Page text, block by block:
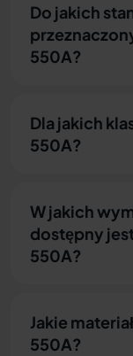
Do jakich
550A?
Dla jakich
550A?
W jakich
dostępny
550A?
Jakie
550A?